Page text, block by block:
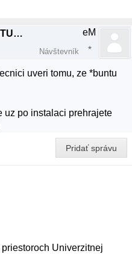
Re: Pozeranie videa na YOUTUBE eM
Návštevník
uveri tomu, ze *buntu
uz po instalaci prehrajete
Pridať správu
Univerzitnej